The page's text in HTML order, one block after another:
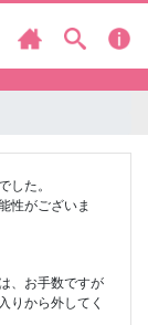
した。
性がございま
、お手数ですが
りから外してく